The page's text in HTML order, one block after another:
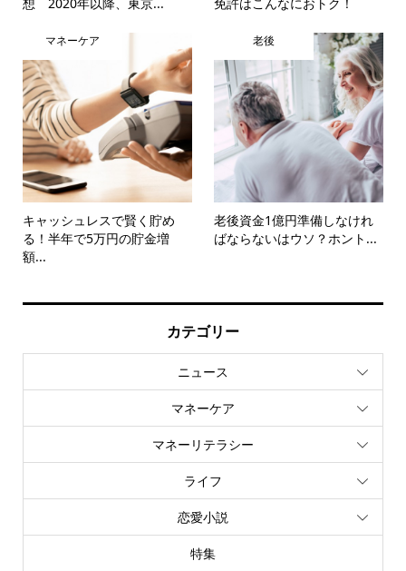
マネーケア
キャッシュレスで賢く貯め
る！半年で5万円の貯金増
額...
老後
老後資金1億円準備しなけれ
ばならないはウソ？ホント...
カテゴリー
ニュース
マネーケア
マネーリテラシー
ライフ
恋愛小説
特集